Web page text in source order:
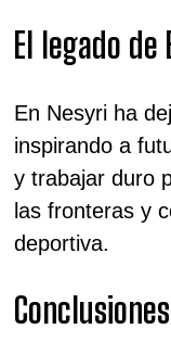
El legado
En Nesyri ha
inspirando a
y trabajar duro
las fronteras y
deportiva.